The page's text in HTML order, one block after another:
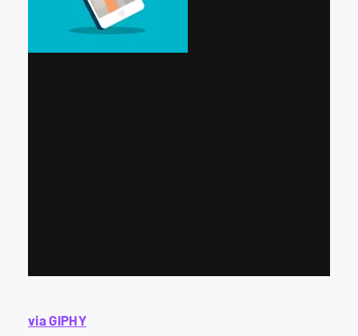
via GIPHY